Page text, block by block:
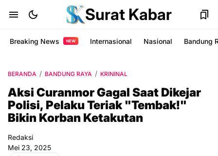
Surat Kabar
Breaking News NEW Internasional Nasional Bandung
BERANDA BANDUNG RAYA KRININAL
Aksi Curanmor Gagal Saat Dikejar
Polisi, Pelaku Teriak "Tembak!"
Bikin Korban Ketakutan
Redaksi
Mei 23, 2025